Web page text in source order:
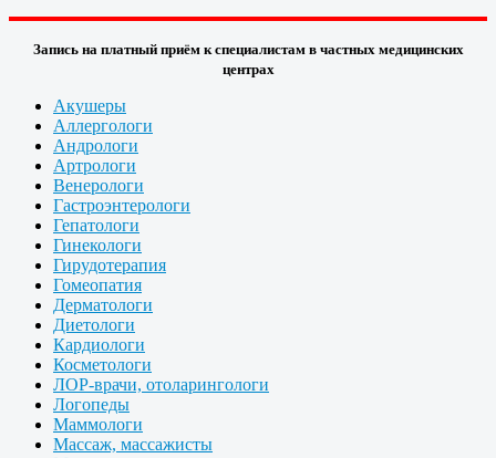
Запись на платный приём к специалистам в частных медицинских
центрах
Акушеры
Аллергологи
Андрологи
Артрологи
Венерологи
Гастроэнтерологи
Гепатологи
Гинекологи
Гирудотерапия
Гомеопатия
Дерматологи
Диетологи
Кардиологи
Косметологи
ЛОР-врачи, отоларингологи
Логопеды
Маммологи
Массаж, массажисты